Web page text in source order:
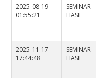
2025-08-19
01:55:21
SEMINAR
HASIL
2025-11-17
17:44:48
SEMINAR
HASIL